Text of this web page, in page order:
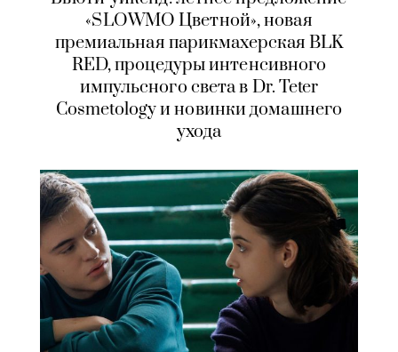
«SLOWMO Цветной», новая
премиальная парикмахерская BLK
RED, процедуры интенсивного
импульсного света в Dr. Teter
Cosmetology и новинки домашнего
ухода